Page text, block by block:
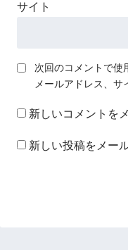
サイト
次回のコメントで使
メールアドレス、サ
新しいコメントを
新しい投稿をメー